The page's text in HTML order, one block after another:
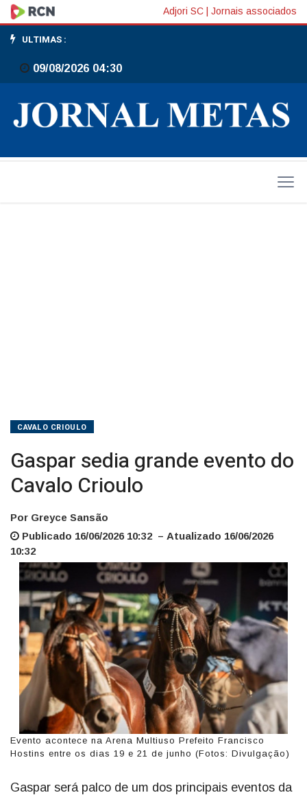
Gaspar
sedia
grande
evento
do
Cavalo
Adjori SC Jornais associados
ULTIMAS :
09/08/2026 04:30
CAVALO CRIOULO
Gaspar sedia grande evento do
Cavalo Crioulo
Por Greyce Sansão
Publicado 16/06/2026 10:32 – Atualizado 16/06/2026
10:32
Evento acontece na Arena Multiuso Prefeito Francisco
Hostins entre os dias 19 e 21 de junho (Fotos: Divulgação)
Gaspar será palco de um dos principais eventos da